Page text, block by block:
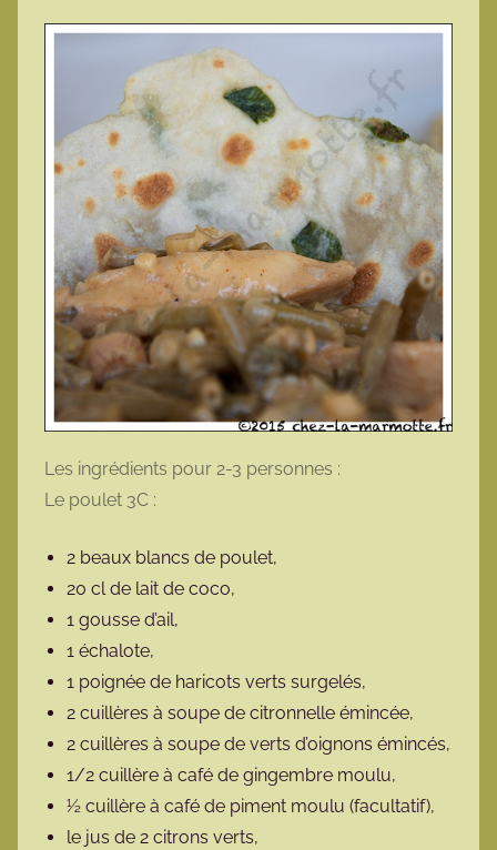
Les ingrédients pour 2-3 personnes :
Le poulet 3C :
2 beaux blancs de poulet,
20 cl de lait de coco,
1 gousse d’ail,
1 échalote,
1 poignée de haricots verts surgelés,
2 cuillères à soupe de citronnelle émincée,
2 cuillères à soupe de verts d’oignons émincés,
1/2 cuillère à café de gingembre moulu,
½ cuillère à café de piment moulu (facultatif),
le jus de 2 citrons verts,